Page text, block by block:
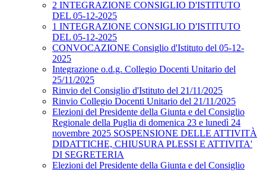
2 INTEGRAZIONE CONSIGLIO D'ISTITUTO
DEL 05-12-2025
1 INTEGRAZIONE CONSIGLIO D'ISTITUTO
DEL 05-12-2025
CONVOCAZIONE Consiglio d'Istituto del 05-12-
2025
Integrazione o.d.g. Collegio Docenti Unitario del
25/11/2025
Rinvio del Consiglio d'Istituto del 21/11/2025
Rinvio Collegio Docenti Unitario del 21/11/2025
Elezioni del Presidente della Giunta e del Consiglio
Regionale della Puglia di domenica 23 e lunedì 24
novembre 2025 SOSPENSIONE DELLE ATTIVITÀ
DIDATTICHE, CHIUSURA PLESSI E ATTIVITA'
DI SEGRETERIA
Elezioni del Presidente della Giunta e del Consiglio